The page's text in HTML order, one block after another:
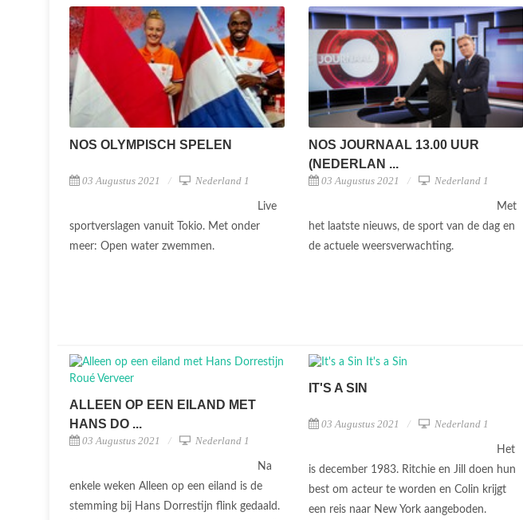
NOS OLYMPISCH SPELEN
03 Augustus 2021 Nederland 1
Live
sportverslagen vanuit Tokio. Met onder
meer: Open water zwemmen.
NOS JOURNAAL 13.00 UUR
(NEDERLAN ...
03 Augustus 2021 Nederland 1
Met
het laatste nieuws, de sport van de dag en
de actuele weersverwachting.
ALLEEN OP EEN EILAND MET
HANS DO ...
03 Augustus 2021 Nederland 1
Na
enkele weken Alleen op een eiland is de
stemming bij Hans Dorrestijn flink gedaald.
IT'S A SIN
03 Augustus 2021 Nederland 1
Het
is december 1983. Ritchie en Jill doen hun
best om acteur te worden en Colin krijgt
een reis naar New York aangeboden.